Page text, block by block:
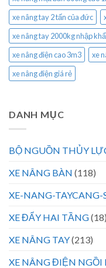
xe nâng tay 2 tấn của đức
xe nâng tay 2000kg nhập
xe nâng điện cao 3m3
xe
xe nâng điện giá rẻ
DANH MỤC
BỘ NGUỒN THỦY
XE NÂNG BÀN (118)
XE-NANG-TAYCANG-
XE ĐẨY HAI TẦNG(18)
XE NÂNG TAY(213)
XE NÂNG ĐIỆN NGỒI